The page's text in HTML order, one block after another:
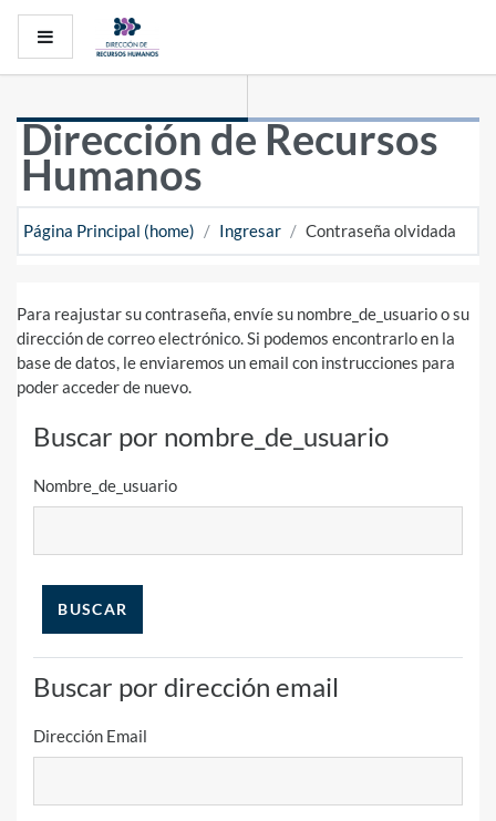
Saltar al contenido principal
Pánel lateral
Dirección de Recursos
Humanos
Página Principal (home) Ingresar Contraseña olvidada
Para reajustar su contraseña, envíe su nombre_de_usuario o su
dirección de correo electrónico. Si podemos encontrarlo en la
base de datos, le enviaremos un email con instrucciones para
poder acceder de nuevo.
Buscar por nombre_de_usuario
Nombre_de_usuario
Buscar por dirección email
Dirección Email